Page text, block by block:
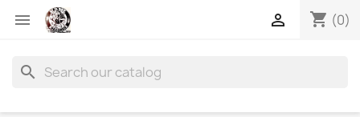
 shopping_cart (0)

search